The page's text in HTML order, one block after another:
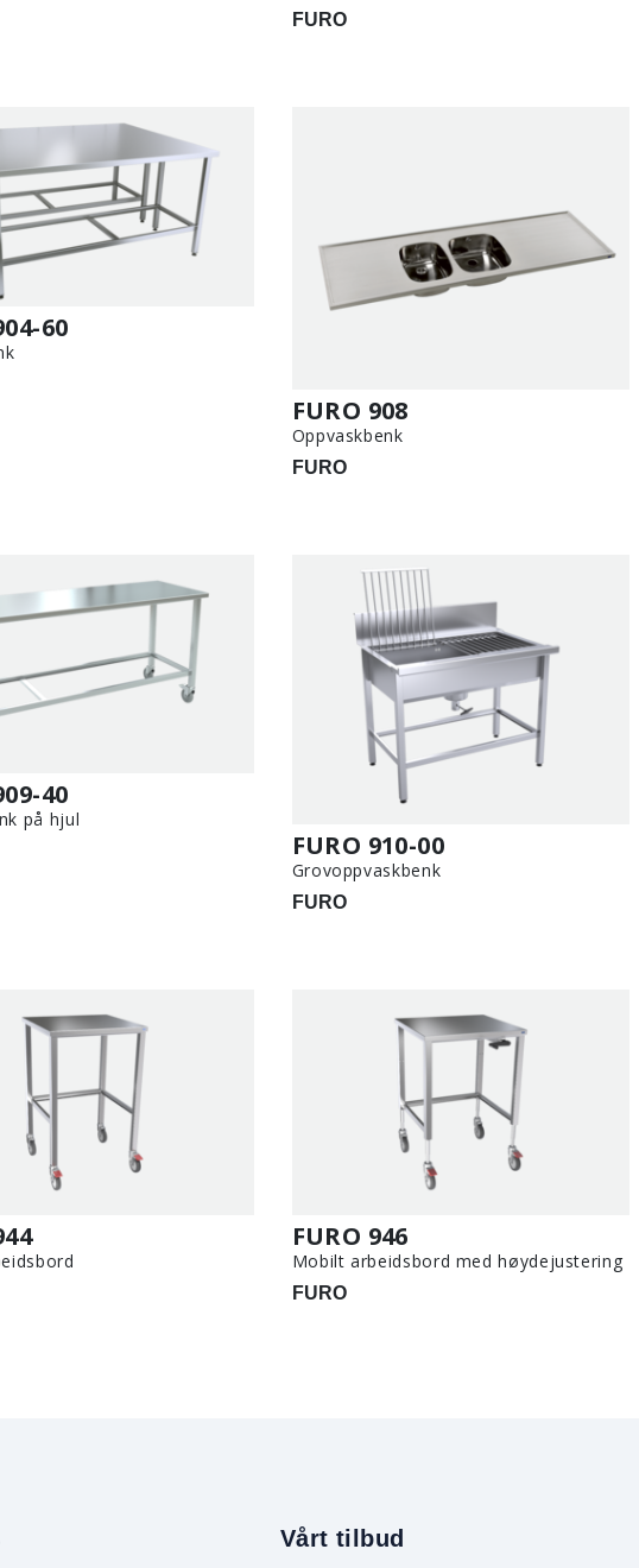
FURO
60
FURO 908
Oppvaskbenk
FURO
40
på hjul
FURO 910-00
Grovoppvaskbenk
FURO
FURO 946
Mobilt arbeidsbord med høydejustering
FURO
Vårt tilbud